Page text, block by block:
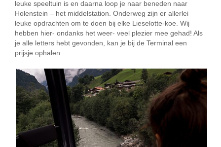
leuke speeltuin is en daarna loop je naar beneden naar
Holenstein – het middelstation. Onderweg zijn er allerlei
leuke opdrachten om te doen bij elke Lieselotte-koe. Wij
hebben hier- ondanks het weer- veel plezier mee gehad! Als
je alle letters hebt gevonden, kan je bij de Terminal een
prijsje ophalen.